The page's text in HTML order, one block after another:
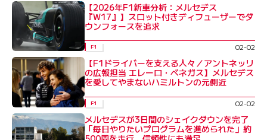
【2026年F1新車分析：メルセデス
『W17』】スロット付きディフューザーでダ
ウンフォースを追求
F1 02-02
【F1ドライバーを支える人々／アントネッリ
の広報担当 エレーロ・ベネガス】メルセデス
を愛してやまないハミルトンの元側近
F1 02-02
メルセデスが3日間のシェイクダウンを完了
「毎日やりたいプログラムを進められた」約